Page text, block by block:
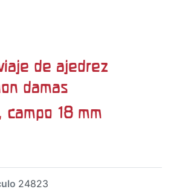
de ajedrez
damas
campo 18 mm
24823